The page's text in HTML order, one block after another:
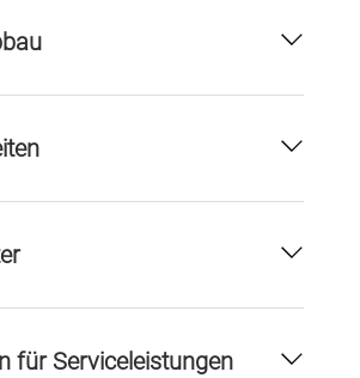
für Serviceleistungen